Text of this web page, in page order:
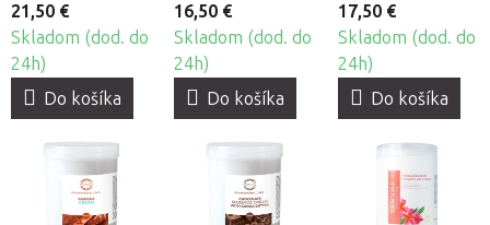
21,50 €
Skladom (dod. do
24h)
Do košíka
16,50 €
Skladom (dod. do
24h)
Do košíka
17,50 €
Skladom (dod. do
24h)
Do košíka